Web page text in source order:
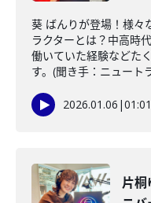
葵 ばんりが登場！様々
ラクターとは？中高時
働いていた経験などた
す。(聞き手：ニュート
2026.01.06 |
片桐